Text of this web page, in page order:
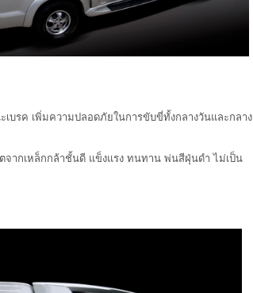
เบรค เพิ่มความปลอดภัยในการขับขี่ทั้งกลางวันและกลาง
จากเหล็กกล้าชั้นดี แข็งแรง ทนทาน พ่นสีฝุ่นดำ ไม่เป็น